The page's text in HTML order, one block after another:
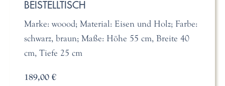
BEISTELLTISCH
Marke: woood; Material: Eisen und Holz; Farbe:
schwarz, braun; Maße: Höhe 55 cm, Breite 40
cm, Tiefe 25 cm
189,00 €